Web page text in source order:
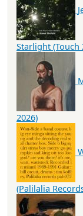
Starlight (Touch
2026)
(Palilalia